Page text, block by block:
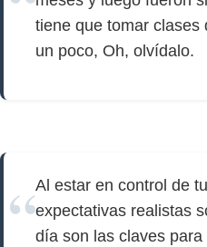
tiene que tomar clases
un poco, Oh, olvídalo.
Al estar en control de
expectativas realistas
día son las claves para